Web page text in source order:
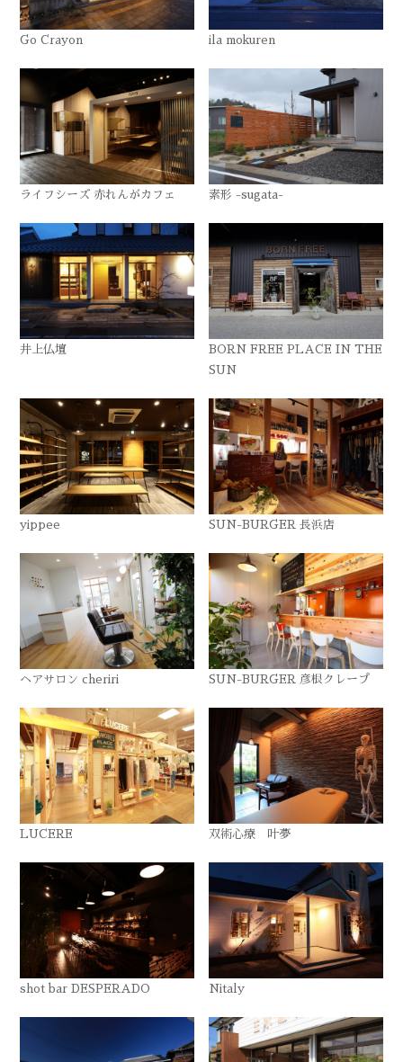
Go Crayon ila mokuren
ライフシーズ 赤れんがカフェ 素形 -sugata-
井上仏壇
BORN FREE PLACE IN THE
SUN
yippee SUN-BURGER 長浜店
ヘアサロン cheriri SUN-BURGER 彦根クレープ
LUCERE 双術心療 叶夢
shot bar DESPERADO Nitaly